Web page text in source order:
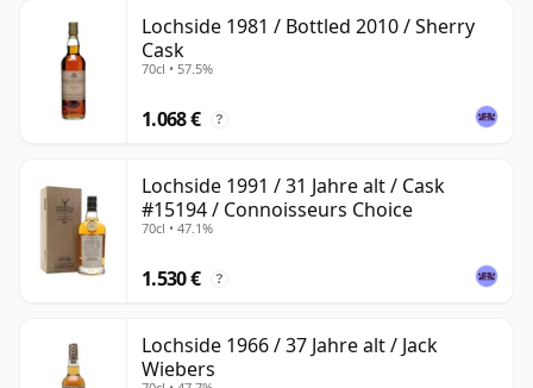
Lochside 1981 / Bottled 2010 / Sherry
Cask
70cl • 57.5%
1.068 € ?
Lochside 1991 / 31 Jahre alt / Cask
#15194 / Connoisseurs Choice
70cl • 47.1%
1.530 € ?
Lochside 1966 / 37 Jahre alt / Jack
Wiebers